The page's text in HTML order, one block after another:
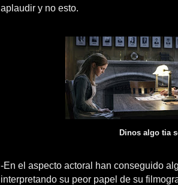
aplaudir y no esto.
Dinos algo tia
-En el aspecto actoral han conseguido
interpretando su peor papel de su